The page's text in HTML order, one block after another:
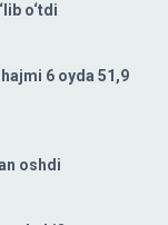
o‘tdi
6 oyda 51,9
oshdi